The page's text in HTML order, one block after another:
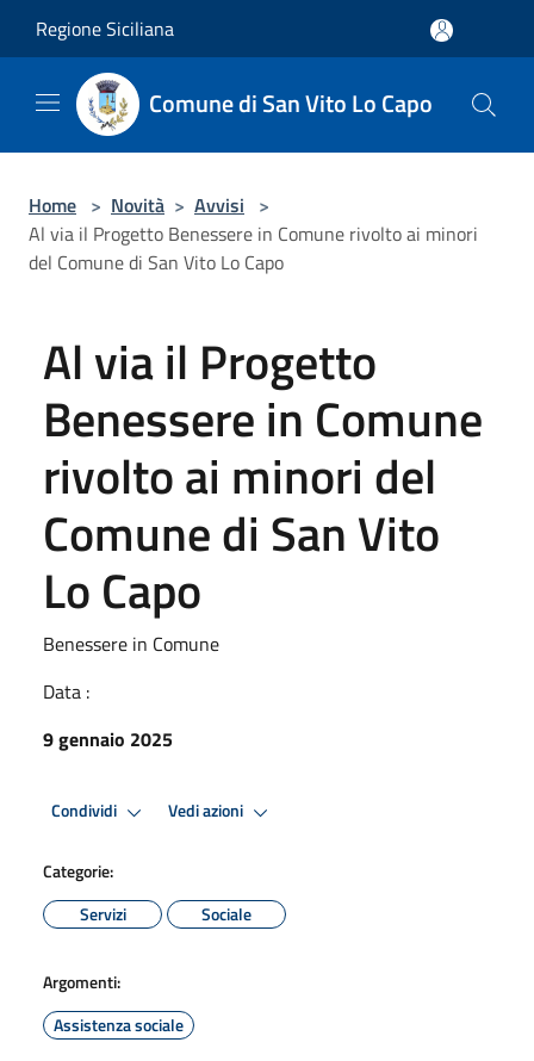
Regione Siciliana
Comune di San Vito Lo Capo
Home > Novità > Avvisi >
Al via il Progetto Benessere in Comune rivolto ai minori
del Comune di San Vito Lo Capo
Al via il Progetto
Benessere in Comune
rivolto ai minori del
Comune di San Vito
Lo Capo
Benessere in Comune
Data :
9 gennaio 2025
Condividi Vedi azioni
Categorie:
Servizi
Sociale
Argomenti:
Assistenza sociale